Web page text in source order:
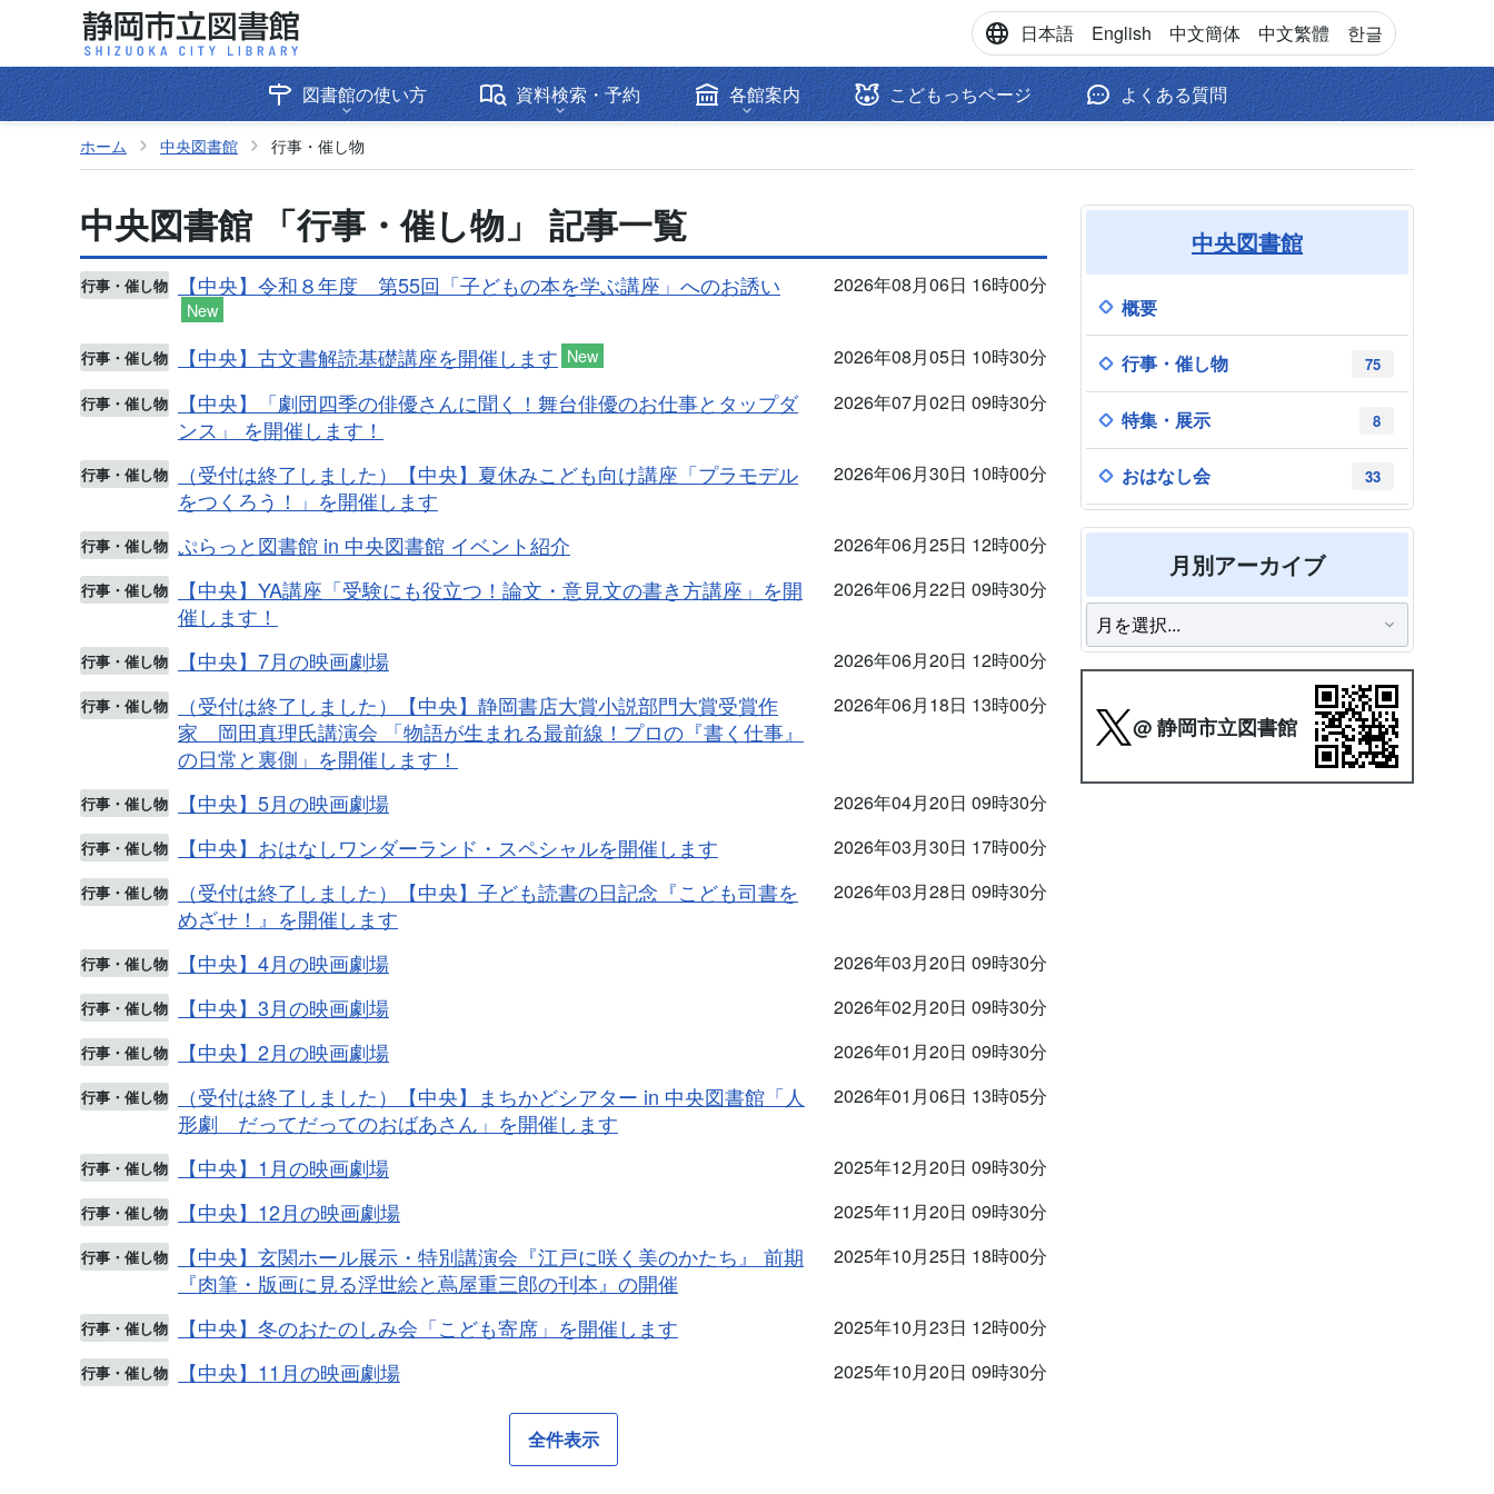
日本語 English 中文簡体 中文繁體 한글
図書館の使い方 資料検索・予約 各館案内 こどもっちページ よくある質問
ホーム 中央図書館 行事・催し物
中央図書館 「行事・催し物」 記事一覧
行事・催し物 2026年08月06日 16時00分
【中央】令和８年度 第55回「子どもの本を学ぶ講座」へのお誘い
New
行事・催し物 2026年08月05日 10時30分
【中央】古文書解読基礎講座を開催します New
行事・催し物 2026年07月02日 09時30分
【中央】「劇団四季の俳優さんに聞く！舞台俳優のお仕事とタップダ
ンス」 を開催します！
行事・催し物 2026年06月30日 10時00分
（受付は終了しました）【中央】夏休みこども向け講座「プラモデル
をつくろう！」を開催します
行事・催し物 2026年06月25日 12時00分
ぷらっと図書館 in 中央図書館 イベント紹介
行事・催し物 2026年06月22日 09時30分
【中央】YA講座「受験にも役立つ！論文・意見文の書き方講座」を開
催します！
行事・催し物 2026年06月20日 12時00分
【中央】7月の映画劇場
行事・催し物 2026年06月18日 13時00分
（受付は終了しました）【中央】静岡書店大賞小説部門大賞受賞作
家 岡田真理氏講演会 「物語が生まれる最前線！プロの『書く仕事』
の日常と裏側」を開催します！
行事・催し物 2026年04月20日 09時30分
【中央】5月の映画劇場
行事・催し物 2026年03月30日 17時00分
【中央】おはなしワンダーランド・スペシャルを開催します
行事・催し物 2026年03月28日 09時30分
（受付は終了しました）【中央】子ども読書の日記念『こども司書を
めざせ！』を開催します
行事・催し物 2026年03月20日 09時30分
【中央】4月の映画劇場
行事・催し物 2026年02月20日 09時30分
【中央】3月の映画劇場
行事・催し物 2026年01月20日 09時30分
【中央】2月の映画劇場
行事・催し物 2026年01月06日 13時05分
（受付は終了しました）【中央】まちかどシアター in 中央図書館「人
形劇 だってだってのおばあさん」を開催します
行事・催し物 2025年12月20日 09時30分
【中央】1月の映画劇場
行事・催し物 2025年11月20日 09時30分
【中央】12月の映画劇場
行事・催し物 2025年10月25日 18時00分
【中央】玄関ホール展示・特別講演会『江戸に咲く美のかたち』 前期
『肉筆・版画に見る浮世絵と蔦屋重三郎の刊本』の開催
行事・催し物 2025年10月23日 12時00分
【中央】冬のおたのしみ会「こども寄席」を開催します
行事・催し物 2025年10月20日 09時30分
【中央】11月の映画劇場
全件表示
中央図書館
概要
75
行事・催し物
8
特集・展示
33
おはなし会
月別アーカイブ
@ 静岡市立図書館